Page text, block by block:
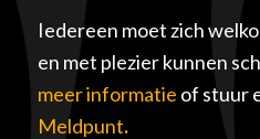
Iedereen moet zich
en met plezier kunnen
meer informatie of stuur
Meldpunt.